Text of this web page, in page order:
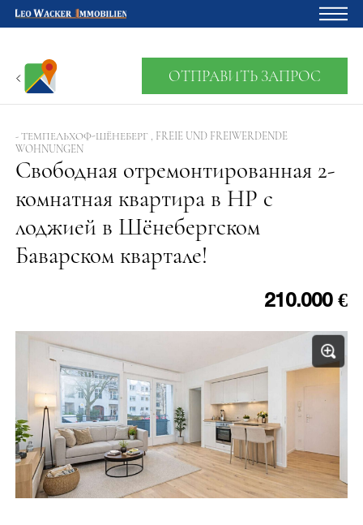
Главная
Владельцам
О нас
Девелопмент
Кредитный калькулятор
Контакты
Отзыв
ОТПРАВИТЬ ЗАПРОС
- ТЕМПЕЛЬХОФ-ШЁНЕБЕРГ , FREIE UND FREIWERDENDE
WOHNUNGEN
Свободная отремонтированная 2-
комнатная квартира в HP с
лоджией в Шёнебергском
Баварском квартале!
210.000 €